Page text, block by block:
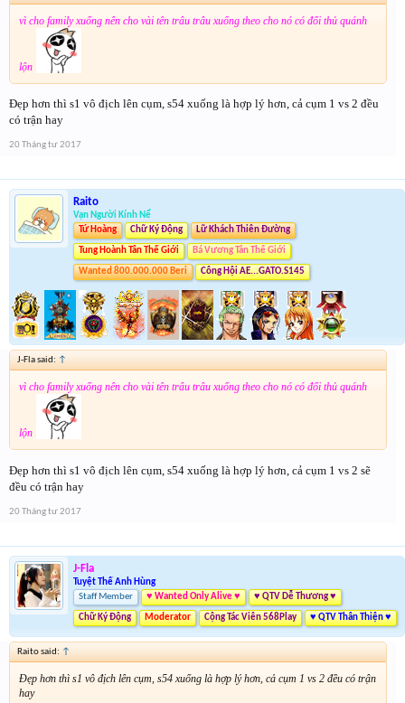
vì cho family xuống nên cho vài tên trâu trâu xuống theo cho nó có đối thủ quánh
lộn
Đẹp hơn thì s1 vô địch lên cụm, s54 xuống là hợp lý hơn, cả cụm 1 vs 2 đều
có trận hay
20 Tháng tư 2017
Raito
Vạn Người Kính Nể
Tứ Hoàng
Chữ Ký Động Lữ Khách Thiên Đường
Tung Hoành Tân Thế Giới Bá Vương Tân Thế Giới
Wanted 800.000.000 Beri Công Hội AE...GATO.S145
J-Fla said: ↑
vì cho family xuống nên cho vài tên trâu trâu xuống theo cho nó có đối thủ quánh
lộn
Đẹp hơn thì s1 vô địch lên cụm, s54 xuống là hợp lý hơn, cả cụm 1 vs 2 sẽ
đều có trận hay
20 Tháng tư 2017
J-Fla
Tuyệt Thế Anh Hùng
Staff Member
♥ Wanted Only Alive ♥ ♥ QTV Dễ Thương ♥
Chữ Ký Động Moderator Cộng Tác Viên 568Play ♥ QTV Thân Thiện ♥
Raito said: ↑
Đẹp hơn thì s1 vô địch lên cụm, s54 xuống là hợp lý hơn, cả cụm 1 vs 2 đều có trận
hay